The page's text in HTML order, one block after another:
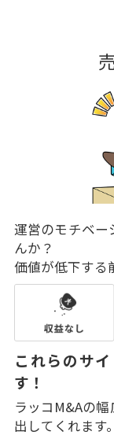
運営のモチベー
んか？
価値が低下する
これらのサ
す！
ラッコM&Aの
出してくれます。